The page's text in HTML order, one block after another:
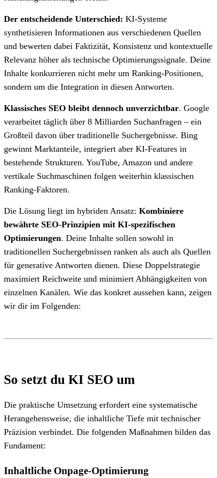
Der entscheidende Unterschied: KI-Systeme
synthetisieren Informationen aus verschiedenen Quellen
und bewerten dabei Faktizität, Konsistenz und kontextuelle
Relevanz höher als technische Optimierungssignale. Deine
Inhalte konkurrieren nicht mehr um Ranking-Positionen,
sondern um die Integration in diesen Antworten.
Klassisches SEO bleibt dennoch unverzichtbar. Google
verarbeitet täglich über 8 Milliarden Suchanfragen – ein
Großteil davon über traditionelle Suchergebnisse. Bing
gewinnt Marktanteile, integriert aber KI-Features in
bestehende Strukturen. YouTube, Amazon und andere
vertikale Suchmaschinen folgen weiterhin klassischen
Ranking-Faktoren.
Die Lösung liegt im hybriden Ansatz: Kombiniere
bewährte SEO-Prinzipien mit KI-spezifischen
Optimierungen. Deine Inhalte sollen sowohl in
traditionellen Suchergebnissen ranken als auch als Quellen
für generative Antworten dienen. Diese Doppelstrategie
maximiert Reichweite und minimiert Abhängigkeiten von
einzelnen Kanälen. Wie das konkret aussehen kann, zeigen
wir dir im Folgenden:
So setzt du KI SEO um
Die praktische Umsetzung erfordert eine systematische
Herangehensweise, die inhaltliche Tiefe mit technischer
Präzision verbindet. Die folgenden Maßnahmen bilden das
Fundament:
Inhaltliche Onpage-Optimierung